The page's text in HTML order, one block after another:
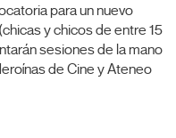
para un nuevo
y chicos de entre 15
sesiones de la mano
de Cine y Ateneo